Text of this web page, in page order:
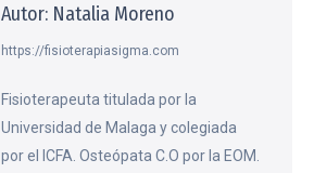
Autor: Natalia Moreno
https://fisioterapiasigma.com
Fisioterapeuta titulada por la
Universidad de Malaga y colegiada
por el ICFA. Osteópata C.O por la EOM.